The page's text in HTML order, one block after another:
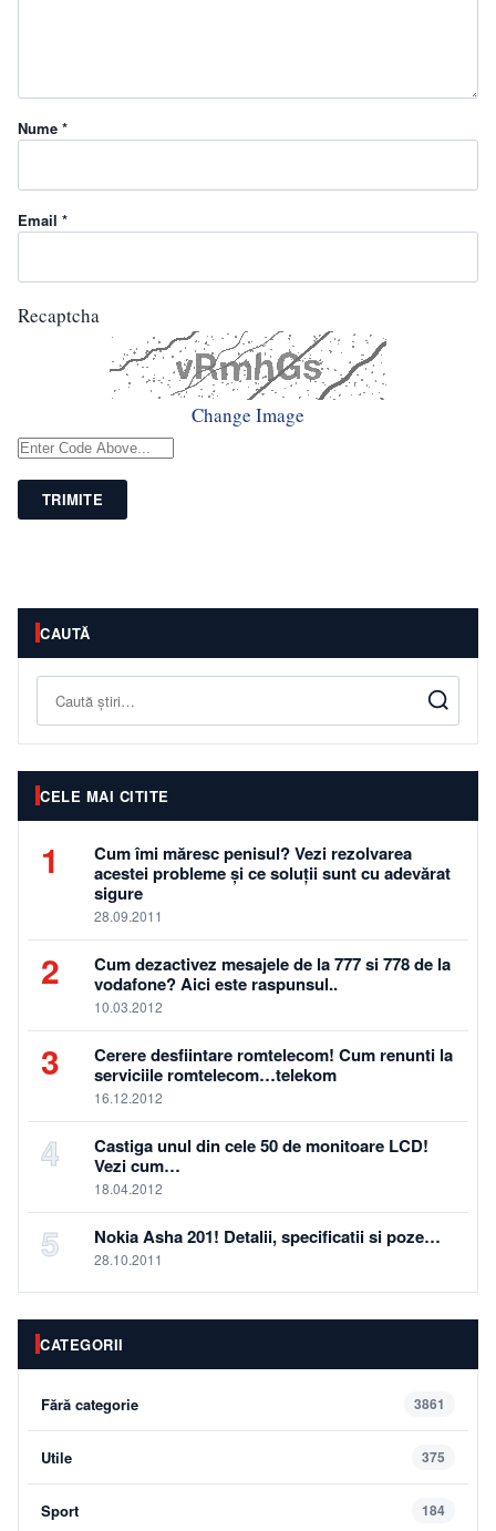
Nume *
Email *
Recaptcha
Change Image
TRIMITE
CAUTĂ
Caută
CELE MAI CITITE
1
Cum îmi măresc penisul? Vezi rezolvarea
acestei probleme și ce soluții sunt cu adevărat
sigure
28.09.2011
2
Cum dezactivez mesajele de la 777 si 778 de la
vodafone? Aici este raspunsul..
10.03.2012
3
Cerere desfiintare romtelecom! Cum renunti la
serviciile romtelecom…telekom
16.12.2012
4
Castiga unul din cele 50 de monitoare LCD!
Vezi cum…
18.04.2012
5 Nokia Asha 201! Detalii, specificatii si poze…
28.10.2011
CATEGORII
Fără categorie 3861
Utile 375
Sport 184